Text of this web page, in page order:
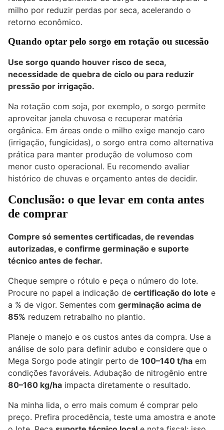
milho por reduzir perdas por seca, acelerando o
retorno econômico.
Quando optar pelo sorgo em rotação ou sucessão
Use sorgo quando houver risco de seca,
necessidade de quebra de ciclo ou para reduzir
pressão por irrigação.
Na rotação com soja, por exemplo, o sorgo permite
aproveitar janela chuvosa e recuperar matéria
orgânica. Em áreas onde o milho exige manejo caro
(irrigação, fungicidas), o sorgo entra como alternativa
prática para manter produção de volumoso com
menor custo operacional. Eu recomendo avaliar
histórico de chuvas e orçamento antes de decidir.
Conclusão: o que levar em conta antes
de comprar
Compre só sementes certificadas, de revendas
autorizadas, e confirme germinação e suporte
técnico antes de fechar.
Cheque sempre o rótulo e peça o número do lote.
Procure no papel a indicação de certificação do lote e
a % de vigor. Sementes com germinação acima de
85% reduzem retrabalho no plantio.
Planeje o manejo e os custos antes da compra. Use a
análise de solo para definir adubo e considere que o
Mega Sorgo pode atingir perto de 100–140 t/ha em
condições favoráveis. Adubação de nitrogênio entre
80–160 kg/ha impacta diretamente o resultado.
Na minha lida, o erro mais comum é comprar pelo
preço. Prefira procedência, teste uma amostra e anote